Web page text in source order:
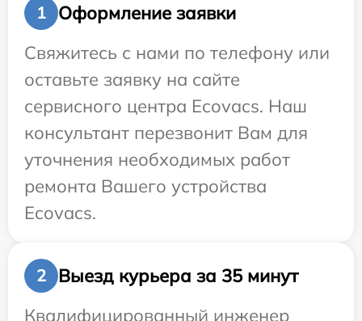
1
Оформление заявки
Свяжитесь с нами по телефону или
оставьте заявку на сайте
сервисного центра Ecovacs. Наш
консультант перезвонит Вам для
уточнения необходимых работ
ремонта Вашего устройства
Ecovacs.
2
Выезд курьера за 35 минут
Квалифицированный инженер